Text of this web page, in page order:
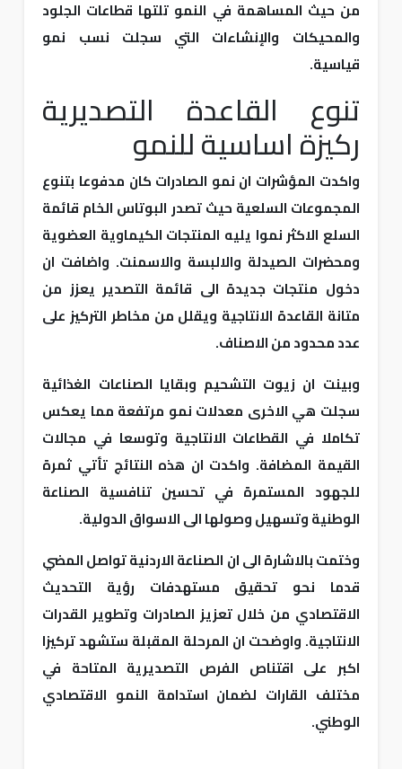
من حيث المساهمة في النمو تلتها قطاعات الجلود
والمحيكات والإنشاءات التي سجلت نسب نمو
قياسية.
تنوع القاعدة التصديرية
ركيزة اساسية للنمو
واكدت المؤشرات ان نمو الصادرات كان مدفوعا بتنوع
المجموعات السلعية حيث تصدر البوتاس الخام قائمة
السلع الاكثر نموا يليه المنتجات الكيماوية العضوية
ومحضرات الصيدلة والالبسة والاسمنت. واضافت ان
دخول منتجات جديدة الى قائمة التصدير يعزز من
متانة القاعدة الانتاجية ويقلل من مخاطر التركيز على
عدد محدود من الاصناف.
وبينت ان زيوت التشحيم وبقايا الصناعات الغذائية
سجلت هي الاخرى معدلات نمو مرتفعة مما يعكس
تكاملا في القطاعات الانتاجية وتوسعا في مجالات
القيمة المضافة. واكدت ان هذه النتائج تأتي ثمرة
للجهود المستمرة في تحسين تنافسية الصناعة
الوطنية وتسهيل وصولها الى الاسواق الدولية.
وختمت بالاشارة الى ان الصناعة الاردنية تواصل المضي
قدما نحو تحقيق مستهدفات رؤية التحديث
الاقتصادي من خلال تعزيز الصادرات وتطوير القدرات
الانتاجية. واوضحت ان المرحلة المقبلة ستشهد تركيزا
اكبر على اقتناص الفرص التصديرية المتاحة في
مختلف القارات لضمان استدامة النمو الاقتصادي
الوطني.